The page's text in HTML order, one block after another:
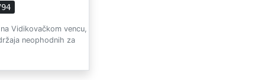
Vidikovačkom vencu,
neophodnih za